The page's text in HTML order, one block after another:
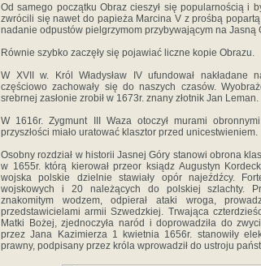
Od samego początku Obraz cieszył się popularnością i
zwrócili się nawet do papieża Marcina V z prośbą popartą
nadanie odpustów pielgrzymom przybywającym na Jasną
Równie szybko zaczęły się pojawiać liczne kopie Obrazu.
W XVII w. Król Władysław IV ufundował nakładane
częściowo zachowały się do naszych czasów.
srebrnej zasłonie zrobił w 1673r. znany złotnik Jan Leman.
W 1616r. Zygmunt III Waza otoczył murami
przyszłości miało uratować klasztor przed unicestwieniem.
Osobny rozdział w historii Jasnej Góry stanowi obrona
w 1655r. którą kierował przeor ksiądz Augustyn
wojska polskie dzielnie stawiały opór najeźdźcy.
wojskowych i 20 należących do polskiej szlachty.
znakomitym wodzem, odpierał ataki wroga,
przedstawicielami armii Szwedzkiej. Trwająca
Matki Bożej, zjednoczyła naród i doprowadziła do
przez Jana Kazimierza 1 kwietnia 1656r. stanowiły
prawny, podpisany przez króla wprowadził do ustroju